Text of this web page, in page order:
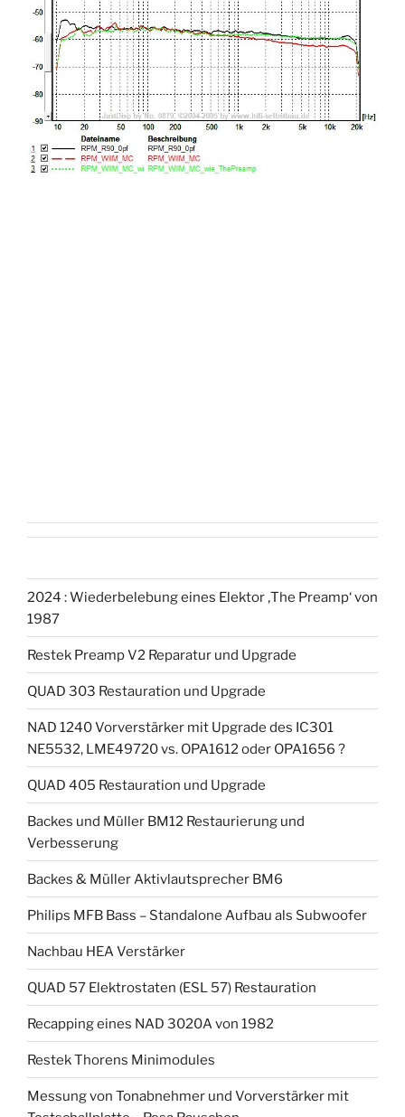
2024 : Wiederbelebung eines Elektor ‚The Preamp‘ von
1987
Restek Preamp V2 Reparatur und Upgrade
QUAD 303 Restauration und Upgrade
NAD 1240 Vorverstärker mit Upgrade des IC301
NE5532, LME49720 vs. OPA1612 oder OPA1656 ?
QUAD 405 Restauration und Upgrade
Backes und Müller BM12 Restaurierung und
Verbesserung
Backes & Müller Aktivlautsprecher BM6
Philips MFB Bass – Standalone Aufbau als Subwoofer
Nachbau HEA Verstärker
QUAD 57 Elektrostaten (ESL 57) Restauration
Recapping eines NAD 3020A von 1982
Restek Thorens Minimodules
Messung von Tonabnehmer und Vorverstärker mit